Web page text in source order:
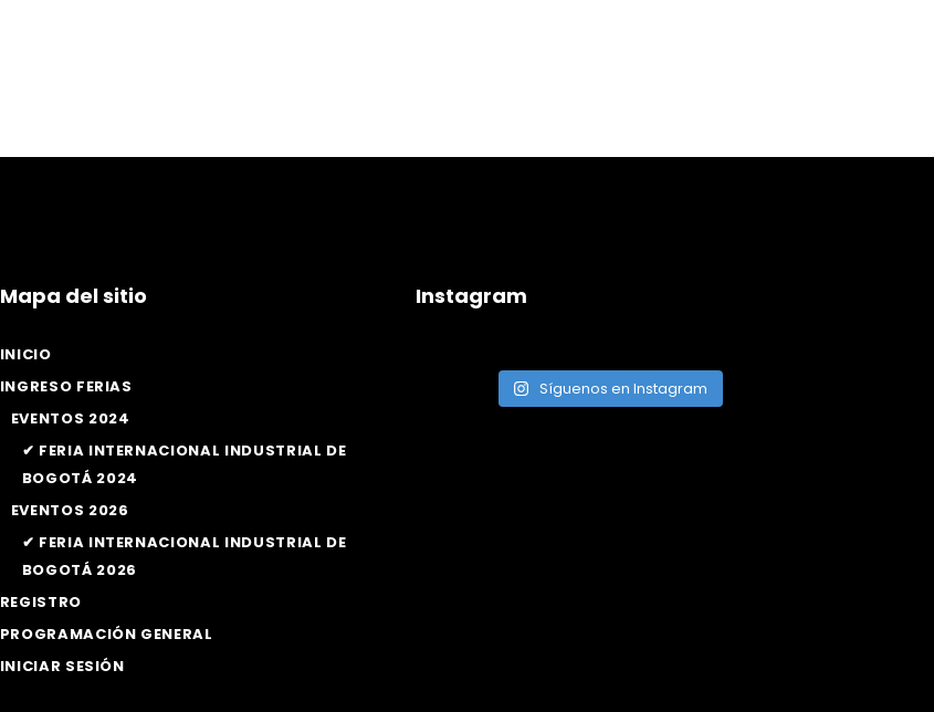
Mapa del sitio
INICIO
INGRESO FERIAS
EVENTOS 2024
✔ FERIA INTERNACIONAL INDUSTRIAL DE
BOGOTÁ 2024
EVENTOS 2026
✔ FERIA INTERNACIONAL INDUSTRIAL DE
BOGOTÁ 2026
REGISTRO
PROGRAMACIÓN GENERAL
INICIAR SESIÓN
Instagram
Síguenos en Instagram